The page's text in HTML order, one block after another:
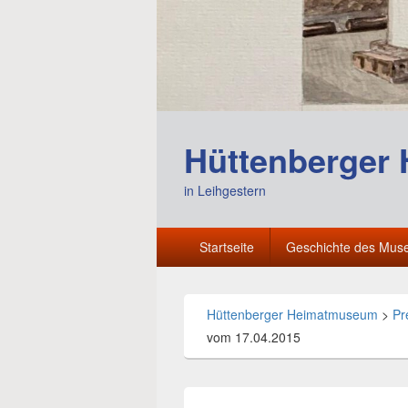
Hüttenberger
in Leihgestern
Hauptmenü
Startseite Geschichte des
Hüttenberger Heimatmuseum >
vom 17.04.2015